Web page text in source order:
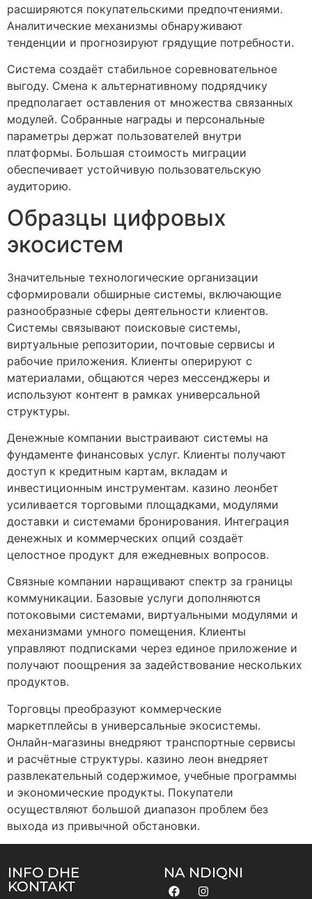
расширяются покупательскими предпочтениями.
Аналитические механизмы обнаруживают
тенденции и прогнозируют грядущие потребности.
Система создаёт стабильное соревновательное
выгоду. Смена к альтернативному подрядчику
предполагает оставления от множества связанных
модулей. Собранные награды и персональные
параметры держат пользователей внутри
платформы. Большая стоимость миграции
обеспечивает устойчивую пользовательскую
аудиторию.
Образцы цифровых
экосистем
Значительные технологические организации
сформировали обширные системы, включающие
разнообразные сферы деятельности клиентов.
Системы связывают поисковые системы,
виртуальные репозитории, почтовые сервисы и
рабочие приложения. Клиенты оперируют с
материалами, общаются через мессенджеры и
используют контент в рамках универсальной
структуры.
Денежные компании выстраивают системы на
фундаменте финансовых услуг. Клиенты получают
доступ к кредитным картам, вкладам и
инвестиционным инструментам. казино леонбет
усиливается торговыми площадками, модулями
доставки и системами бронирования. Интеграция
денежных и коммерческих опций создаёт
целостное продукт для ежедневных вопросов.
Связные компании наращивают спектр за границы
коммуникации. Базовые услуги дополняются
потоковыми системами, виртуальными модулями и
механизмами умного помещения. Клиенты
управляют подписками через единое приложение и
получают поощрения за задействование нескольких
продуктов.
Торговцы преобразуют коммерческие
маркетплейсы в универсальные экосистемы.
Онлайн-магазины внедряют транспортные сервисы
и расчётные структуры. казино леон внедряет
развлекательный содержимое, учебные программы
и экономические продукты. Покупатели
осуществляют большой диапазон проблем без
выхода из привычной обстановки.
INFO DHE
KONTAKT
NA NDIQNI